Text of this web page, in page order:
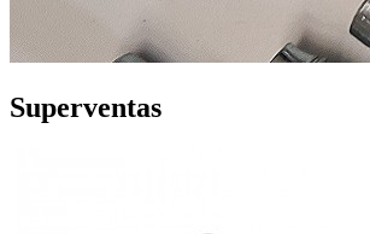
Superventas